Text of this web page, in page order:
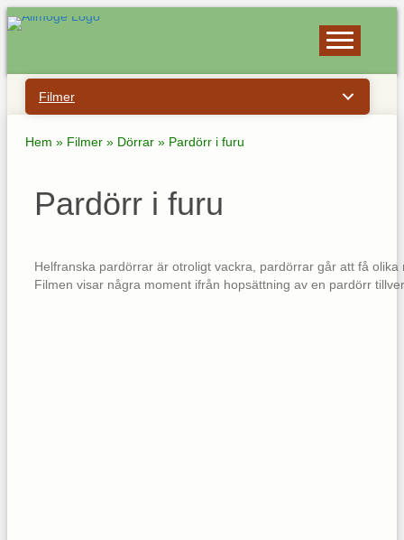
Filmer
Hem » Filmer » Dörrar » Pardörr i furu
Pardörr i furu
Helfranska pardörrar är otroligt vackra, pardörrar går att få
Filmen visar några moment ifrån hopsättning av en pardörr